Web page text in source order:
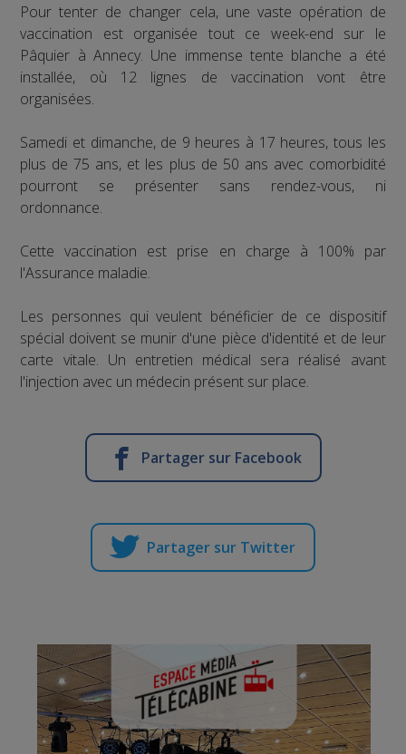
Pour tenter de changer cela, une vaste opération de
vaccination est organisée tout ce week-end sur le
Pâquier à Annecy. Une immense tente blanche a été
installée, où 12 lignes de vaccination vont être
organisées.
Samedi et dimanche, de 9 heures à 17 heures, tous les
plus de 75 ans, et les plus de 50 ans avec comorbidité
pourront se présenter sans rendez-vous, ni
ordonnance.
Cette vaccination est prise en charge à 100% par
l'Assurance maladie.
Les personnes qui veulent bénéficier de ce dispositif
spécial doivent se munir d'une pièce d'identité et de leur
carte vitale. Un entretien médical sera réalisé avant
l'injection avec un médecin présent sur place.
Partager sur Facebook
Partager sur Twitter